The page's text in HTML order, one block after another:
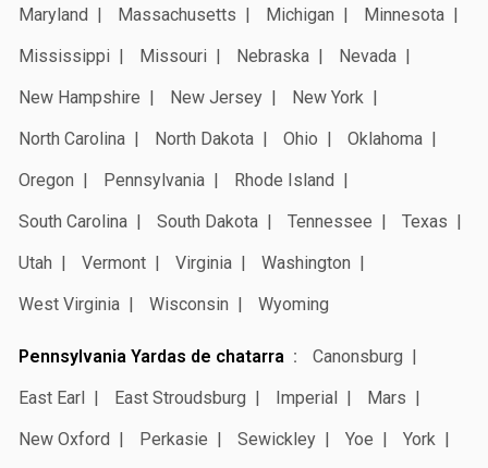
Maryland
Massachusetts Michigan
Minnesota
Mississippi
Missouri Nebraska
Nevada
New Hampshire
New Jersey
New York
North Carolina
North Dakota Ohio
Oklahoma
Oregon
Pennsylvania
Rhode Island
South Carolina
South Dakota Tennessee
Texas
Utah
Vermont Virginia
Washington
West Virginia
Wisconsin Wyoming
Pennsylvania Yardas de chatarra
Canonsburg
East Earl
East Stroudsburg Imperial
Mars
New Oxford
Perkasie Sewickley Yoe
York